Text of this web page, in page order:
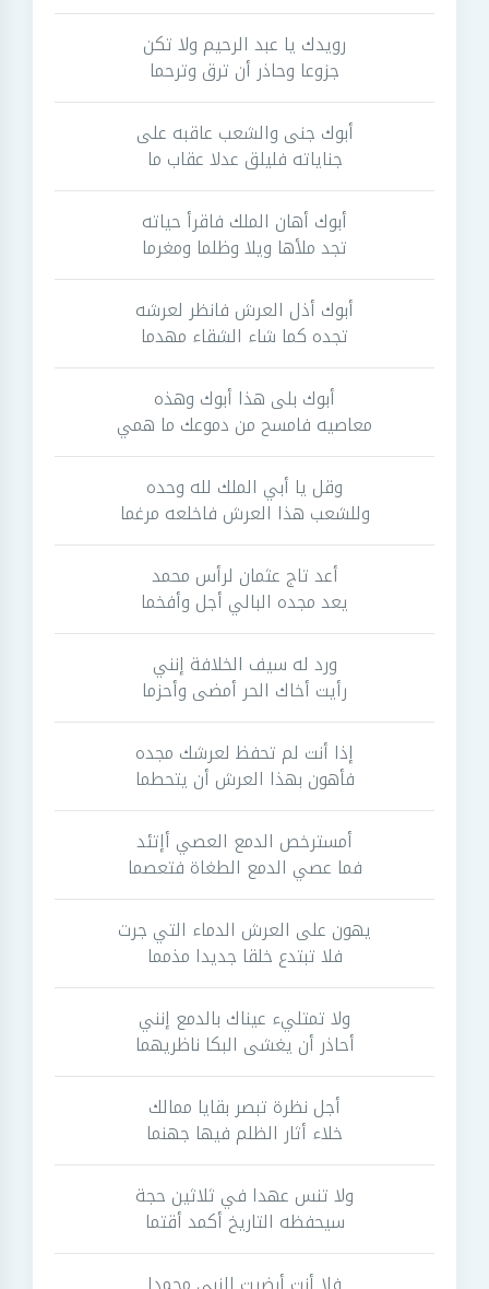
رويدك يا عبد الرحيم ولا تكن
جزوعا وحاذر أن ترق وترحما
أبوك جنى والشعب عاقبه على
جناياته فليلق عدلا عقاب ما
أبوك أهان الملك فاقرأ حياته
تجد ملأها ويلا وظلما ومغرما
أبوك أذل العرش فانظر لعرشه
تجده كما شاء الشقاء مهدما
أبوك بلى هذا أبوك وهذه
معاصيه فامسح من دموعك ما همي
وقل يا أبي الملك لله وحده
وللشعب هذا العرش فاخلعه مرغما
أعد تاج عثمان لرأس محمد
يعد مجده البالي أجل وأفخما
ورد له سيف الخلافة إنني
رأيت أخاك الحر أمضى وأحزما
إذا أنت لم تحفظ لعرشك مجده
فأهون بهذا العرش أن يتحطما
أمسترخص الدمع العصي أإتئد
فما عصي الدمع الطغاة فتعصما
يهون على العرش الدماء التي جرت
فلا تبتدع خلقا جديدا مذمما
ولا تمتليء عيناك بالدمع إنني
أحاذر أن يغشى البكا ناظريهما
أجل نظرة تبصر بقايا ممالك
خلاء أثار الظلم فيها جهنما
ولا تنس عهدا في ثلاثين حجة
سيحفظه التاريخ أكمد أقتما